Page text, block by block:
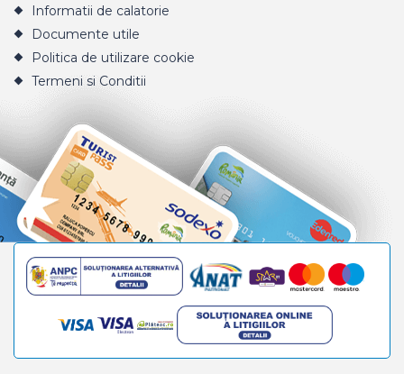
Informatii de calatorie
Documente utile
Politica de utilizare cookie
Termeni si Conditii